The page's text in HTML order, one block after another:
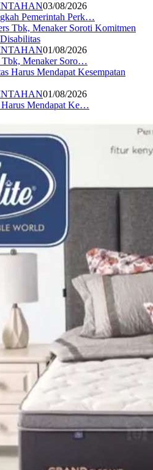
03/08/2026
Pemerintah Perk…
01/08/2026
Tbk, Menaker Soro…
01/08/2026
Harus Mendapat Ke…